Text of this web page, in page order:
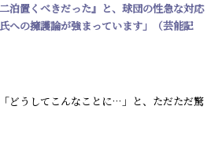
泊置くべきだった』と、球団の性急な対応
への擁護論が強まっています」（芸能記
どうしてこんなことに…」と、ただただ驚